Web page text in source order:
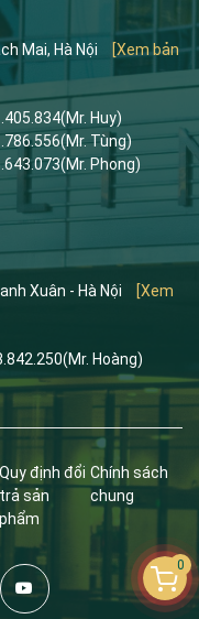
Mai, Hà Nội
[Xem bản
(Mr. Huy)
(Mr. Tùng)
(Mr. Phong)
Xuân - Hà Nội
[Xem
(Mr. Hoàng)
Quy định đổi
trả sản
phẩm
Chính sách
chung
0